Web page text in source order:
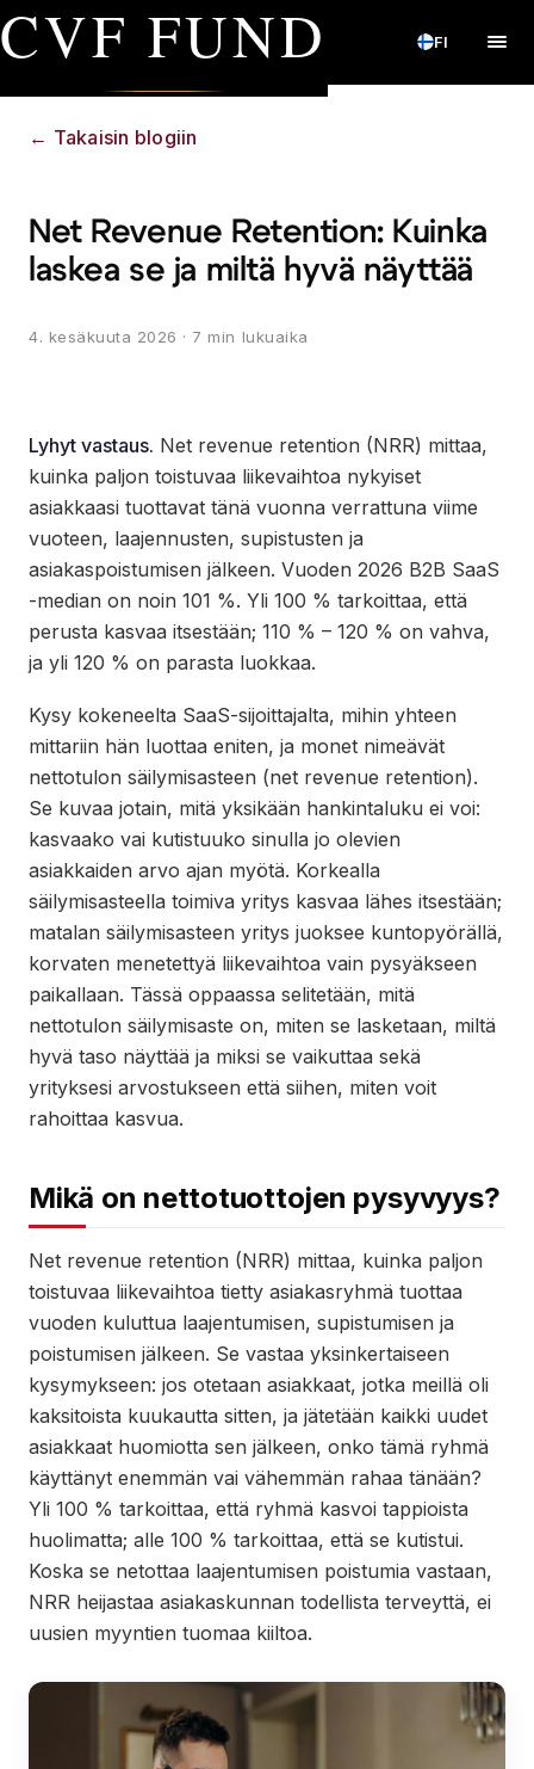
CVF FUND FI
← Takaisin blogiin
Net Revenue Retention: Kuinka
laskea se ja miltä hyvä näyttää
4. kesäkuuta 2026 · 7 min lukuaika
Lyhyt vastaus. Net revenue retention (NRR) mittaa,
kuinka paljon toistuvaa liikevaihtoa nykyiset
asiakkaasi tuottavat tänä vuonna verrattuna viime
vuoteen, laajennusten, supistusten ja
asiakaspoistumisen jälkeen. Vuoden 2026 B2B SaaS
-median on noin 101 %. Yli 100 % tarkoittaa, että
perusta kasvaa itsestään; 110 % – 120 % on vahva,
ja yli 120 % on parasta luokkaa.
Kysy kokeneelta SaaS-sijoittajalta, mihin yhteen
mittariin hän luottaa eniten, ja monet nimeävät
nettotulon säilymisasteen (net revenue retention).
Se kuvaa jotain, mitä yksikään hankintaluku ei voi:
kasvaako vai kutistuuko sinulla jo olevien
asiakkaiden arvo ajan myötä. Korkealla
säilymisasteella toimiva yritys kasvaa lähes itsestään;
matalan säilymisasteen yritys juoksee kuntopyörällä,
korvaten menetettyä liikevaihtoa vain pysyäkseen
paikallaan. Tässä oppaassa selitetään, mitä
nettotulon säilymisaste on, miten se lasketaan, miltä
hyvä taso näyttää ja miksi se vaikuttaa sekä
yrityksesi arvostukseen että siihen, miten voit
rahoittaa kasvua.
Mikä on nettotuottojen pysyvyys?
Net revenue retention (NRR) mittaa, kuinka paljon
toistuvaa liikevaihtoa tietty asiakasryhmä tuottaa
vuoden kuluttua laajentumisen, supistumisen ja
poistumisen jälkeen. Se vastaa yksinkertaiseen
kysymykseen: jos otetaan asiakkaat, jotka meillä oli
kaksitoista kuukautta sitten, ja jätetään kaikki uudet
asiakkaat huomiotta sen jälkeen, onko tämä ryhmä
käyttänyt enemmän vai vähemmän rahaa tänään?
Yli 100 % tarkoittaa, että ryhmä kasvoi tappioista
huolimatta; alle 100 % tarkoittaa, että se kutistui.
Koska se netottaa laajentumisen poistumia vastaan,
NRR heijastaa asiakaskunnan todellista terveyttä, ei
uusien myyntien tuomaa kiiltoa.